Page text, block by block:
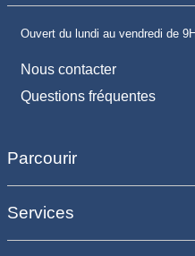
Ouvert du lundi au vendredi de
Nous contacter
Questions fréquentes
Parcourir
Services